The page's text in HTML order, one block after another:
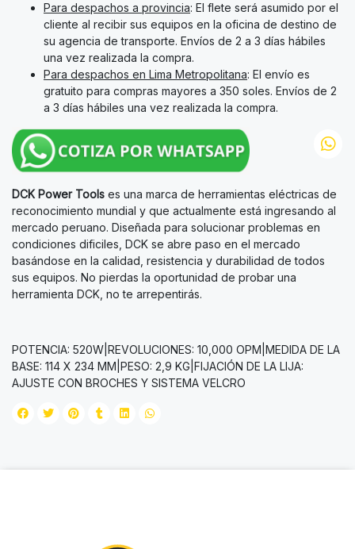
Para despachos a provincia: El flete será asumido por el
cliente al recibir sus equipos en la oficina de destino de
su agencia de transporte. Envíos de 2 a 3 días hábiles
una vez realizada la compra.
Para despachos en Lima Metropolitana: El envío es
gratuito para compras mayores a 350 soles. Envíos de 2
a 3 días hábiles una vez realizada la compra.
DCK Power Tools es una marca de herramientas eléctricas de
reconocimiento mundial y que actualmente está ingresando al
mercado peruano. Diseñada para solucionar problemas en
condiciones dificiles, DCK se abre paso en el mercado
basándose en la calidad, resistencia y durabilidad de todos
sus equipos. No pierdas la oportunidad de probar una
herramienta DCK, no te arrepentirás.
POTENCIA: 520W|REVOLUCIONES: 10,000 OPM|MEDIDA DE LA
BASE: 114 X 234 MM|PESO: 2,9 KG|FIJACIÓN DE LA LIJA:
AJUSTE CON BROCHES Y SISTEMA VELCRO